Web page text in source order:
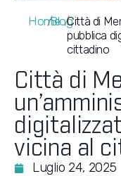
Home
/Blog
/Città di
pubblica
cittadino
Città di
vicina al
Luglio 24, 2025